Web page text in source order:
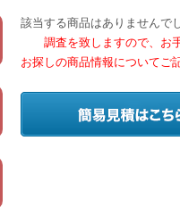
該当する商品はありませんで
調査を致しますので、お
お探しの商品情報についてご